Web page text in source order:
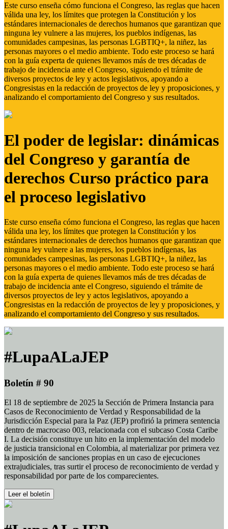
Este curso enseña cómo funciona el Congreso, las reglas que hacen
válida una ley, los límites que protegen la Constitución y los
estándares internacionales de derechos humanos que garantizan que
ninguna ley vulnere a las mujeres, los pueblos indígenas, las
comunidades campesinas, las personas LGBTIQ+, la niñez, las
personas mayores o el medio ambiente. Todo este proceso se hará
con la guía experta de quienes llevamos más de tres décadas de
trabajo de incidencia ante el Congreso, siguiendo el trámite de
diversos proyectos de ley y actos legislativos, apoyando a
Congresistas en la redacción de proyectos de ley y proposiciones, y
analizando el comportamiento del Congreso y sus resultados.
El poder de legislar: dinámicas
del Congreso y garantía de
derechos Curso práctico para
el proceso legislativo
Este curso enseña cómo funciona el Congreso, las reglas que hacen
válida una ley, los límites que protegen la Constitución y los
estándares internacionales de derechos humanos que garantizan que
ninguna ley vulnere a las mujeres, los pueblos indígenas, las
comunidades campesinas, las personas LGBTIQ+, la niñez, las
personas mayores o el medio ambiente. Todo este proceso se hará
con la guía experta de quienes llevamos más de tres décadas de
trabajo de incidencia ante el Congreso, siguiendo el trámite de
diversos proyectos de ley y actos legislativos, apoyando a
Congresistas en la redacción de proyectos de ley y proposiciones, y
analizando el comportamiento del Congreso y sus resultados.
#LupaALaJEP
Boletín # 90
El 18 de septiembre de 2025 la Sección de Primera Instancia para
Casos de Reconocimiento de Verdad y Responsabilidad de la
Jurisdicción Especial para la Paz (JEP) profirió la primera sentencia
dentro de macrocaso 003, relacionada con el subcaso Costa Caribe
I. La decisión constituye un hito en la implementación del modelo
de justicia transicional en Colombia, al materializar por primera vez
la imposición de sanciones propias en un caso de ejecuciones
extrajudiciales, tras surtir el proceso de reconocimiento de verdad y
responsabilidad por parte de los comparecientes.
Leer el boletín